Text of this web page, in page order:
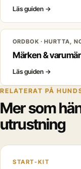
Läs guiden →
ORDBOK · HURTTA,
Märken &
Läs guiden →
RELATERAT PÅ
Mer som
utrustning
START-KIT